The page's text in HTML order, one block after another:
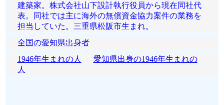
建築家。株式会社山下設計執行役員から現在同社代
表。同社では主に海外の無償資金協力案件の業務を
担当していた。三重県松阪市生まれ。
全国の愛知県出身者
1946年生まれの人
愛知県出身の1946年生まれの
人